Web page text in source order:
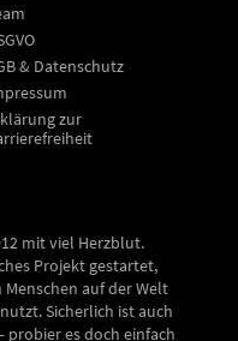
& Datenschutz
zur
mit viel Herzblut.
Projekt gestartet,
auf der Welt
Sicherlich ist auch
probier es doch einfach